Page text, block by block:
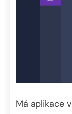
Má aplikace